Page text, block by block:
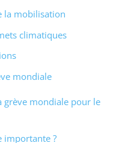
la mobilisation
climatiques
mondiale
grève mondiale pour le
importante ?